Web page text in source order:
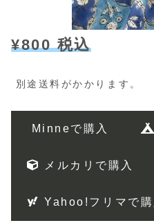
¥800 税込
別途送料がかかります。
Minneで購入
メルカリで購入
Yahoo!フリマで購